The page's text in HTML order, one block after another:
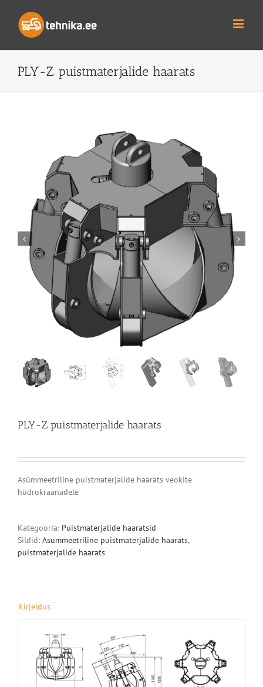
content
PLY-Z puistmaterjalide haarats
 
PLY-Z puistmaterjalide haarats
Asümmeetriline puistmaterjalide haarats veokite
hüdrokraanadele
Kategooria: Puistmaterjalide haaratsid
Sildid: Asümmeetriline puistmaterjalide haarats,
puistmaterjalide haarats
Kirjeldus